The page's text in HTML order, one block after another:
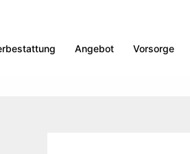
Angebot Vorsorge